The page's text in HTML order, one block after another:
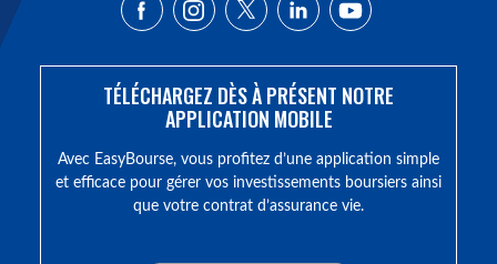
TÉLÉCHARGEZ DÈS À PRÉSENT NOTRE
APPLICATION MOBILE
Avec EasyBourse, vous profitez d’une application simple
et efficace pour gérer vos investissements boursiers ainsi
que votre contrat d’assurance vie.